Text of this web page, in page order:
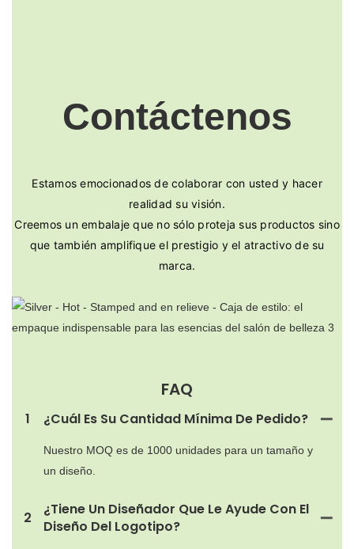
Contáctenos
Estamos emocionados de colaborar con usted y hacer
realidad su visión.
Creemos un embalaje que no sólo proteja sus productos sino
que también amplifique el prestigio y el atractivo de su
marca.
FAQ
1 ¿Cuál Es Su Cantidad Mínima De Pedido?
Nuestro MOQ es de 1000 unidades para un tamaño y
un diseño.
2
¿Tiene Un Diseñador Que Le Ayude Con El
Diseño Del Logotipo?